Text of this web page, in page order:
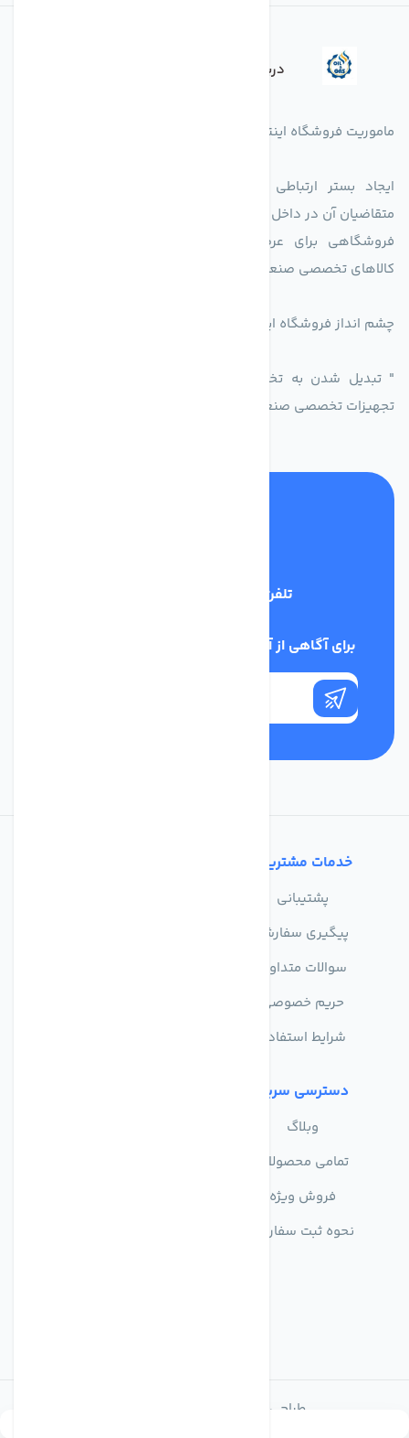
درباره فروشگاه
ماموریت فروشگاه اینترنتی اکسین شاپ بدین شرح می باشد.
ایجاد بستر ارتباطی بین دارندگان کالاهای تخصصی است با
متقاضیان آن در داخل کشور.
فروشگاهی برای عرضه محصولات تولید کنندگاه یا دارندگان
کالاهای تخصصی صنعتی در راستای تخصص شرکت
چشم انداز فروشگاه اینترنتی اکسین شاپ
" تبدیل شدن به تخصصی ترین و پر فروش ترین بازار مجازی
تجهیزات تخصصی صنعتی ایران
تلفن پشتیبانی
برای آگاهی از آخرین اخبار در خبرنامه ما عضو شوید
خدمات مشتریان
پشتیبانی
پیگیری سفارش
سوالات متداول
حریم خصوصی
شرایط استفاده
دسترسی سریع
وبلاگ
تمامی محصولات
فروش ویژه
نحوه ثبت سفارش
طراحی و توسعه توسط اکسین شاپ